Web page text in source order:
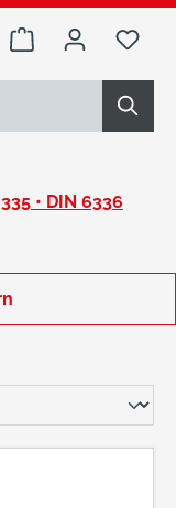
Warenkorb Du
• DIN 6336